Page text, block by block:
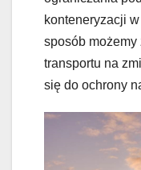
konteneryzacji
sposób możemy
transportu na
się do ochrony